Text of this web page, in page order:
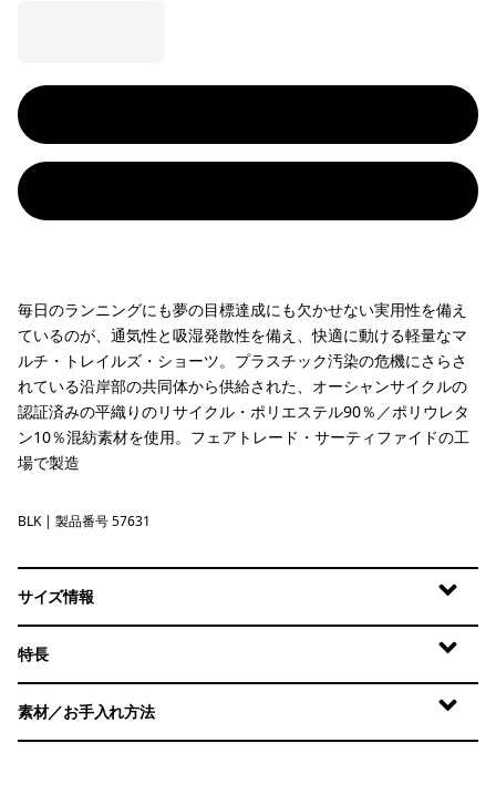
毎日のランニングにも夢の目標達成にも欠かせない実用性を備え
ているのが、通気性と吸湿発散性を備え、快適に動ける軽量なマ
ルチ・トレイルズ・ショーツ。プラスチック汚染の危機にさらさ
れている沿岸部の共同体から供給された、オーシャンサイクルの
認証済みの平織りのリサイクル・ポリエステル90％／ポリウレタ
ン10％混紡素材を使用。フェアトレード・サーティファイドの工
場で製造
Black
BLK | 製品番号 57631
サイズ情報
特長
素材／お手入れ方法